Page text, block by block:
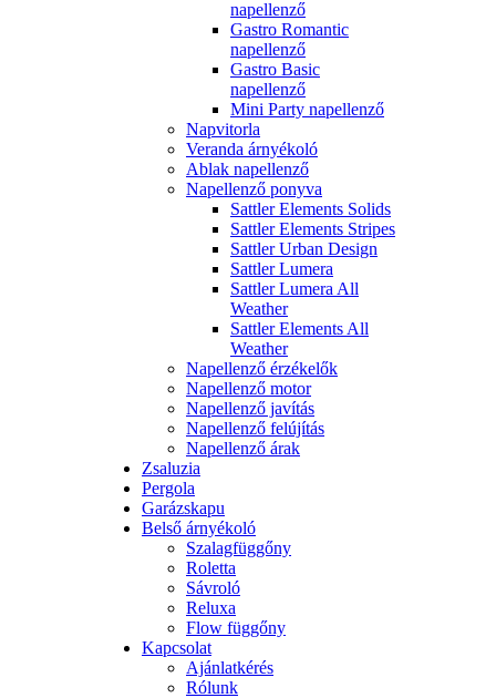
napellenző
Gastro Romantic
napellenző
Gastro Basic
napellenző
Mini Party napellenző
Napvitorla
Veranda árnyékoló
Ablak napellenző
Napellenző ponyva
Sattler Elements Solids
Sattler Elements Stripes
Sattler Urban Design
Sattler Lumera
Sattler Lumera All
Weather
Sattler Elements All
Weather
Napellenző érzékelők
Napellenző motor
Napellenző javítás
Napellenző felújítás
Napellenző árak
Zsaluzia
Pergola
Garázskapu
Belső árnyékoló
Szalagfüggőny
Roletta
Sávroló
Reluxa
Flow függőny
Kapcsolat
Ajánlatkérés
Rólunk